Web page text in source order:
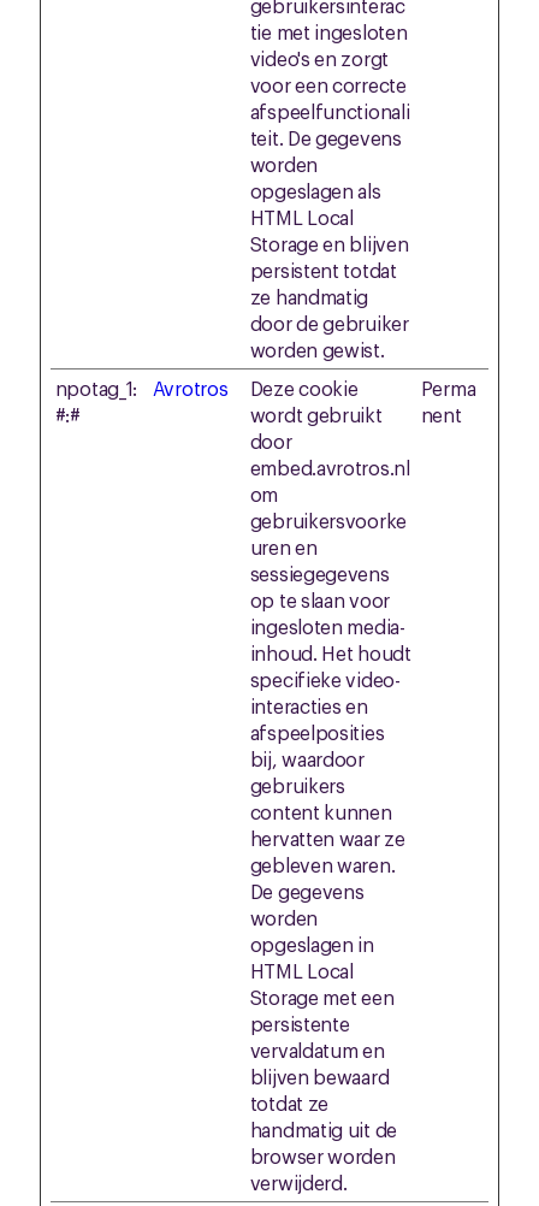
tie met ingesloten
video's en zorgt
voor een correcte
afspeelfunctionali
teit. De gegevens
worden
opgeslagen als
HTML Local
Storage en blijven
persistent totdat
ze handmatig
door de gebruiker
worden gewist.
npotag_1:
#:#
Avrotros
Deze cookie
wordt gebruikt
door
embed.avrotros.nl
om
gebruikersvoorke
uren en
sessiegegevens
op te slaan voor
ingesloten media-
inhoud. Het houdt
specifieke video-
interacties en
afspeelposities
bij, waardoor
gebruikers
content kunnen
hervatten waar ze
gebleven waren.
De gegevens
worden
opgeslagen in
HTML Local
Storage met een
persistente
vervaldatum en
blijven bewaard
totdat ze
handmatig uit de
browser worden
verwijderd.
Perma
nent